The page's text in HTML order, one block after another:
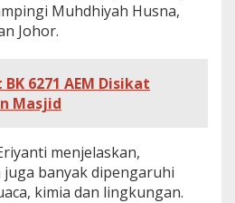
Muhdhiyah Husna,
Johor.
BK 6271 AEM Disikat
Masjid
menjelaskan,
banyak dipengaruhi
kimia dan lingkungan.